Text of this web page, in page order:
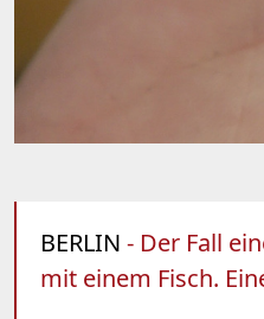
BERLIN - Der Fall
mit einem Fisch.